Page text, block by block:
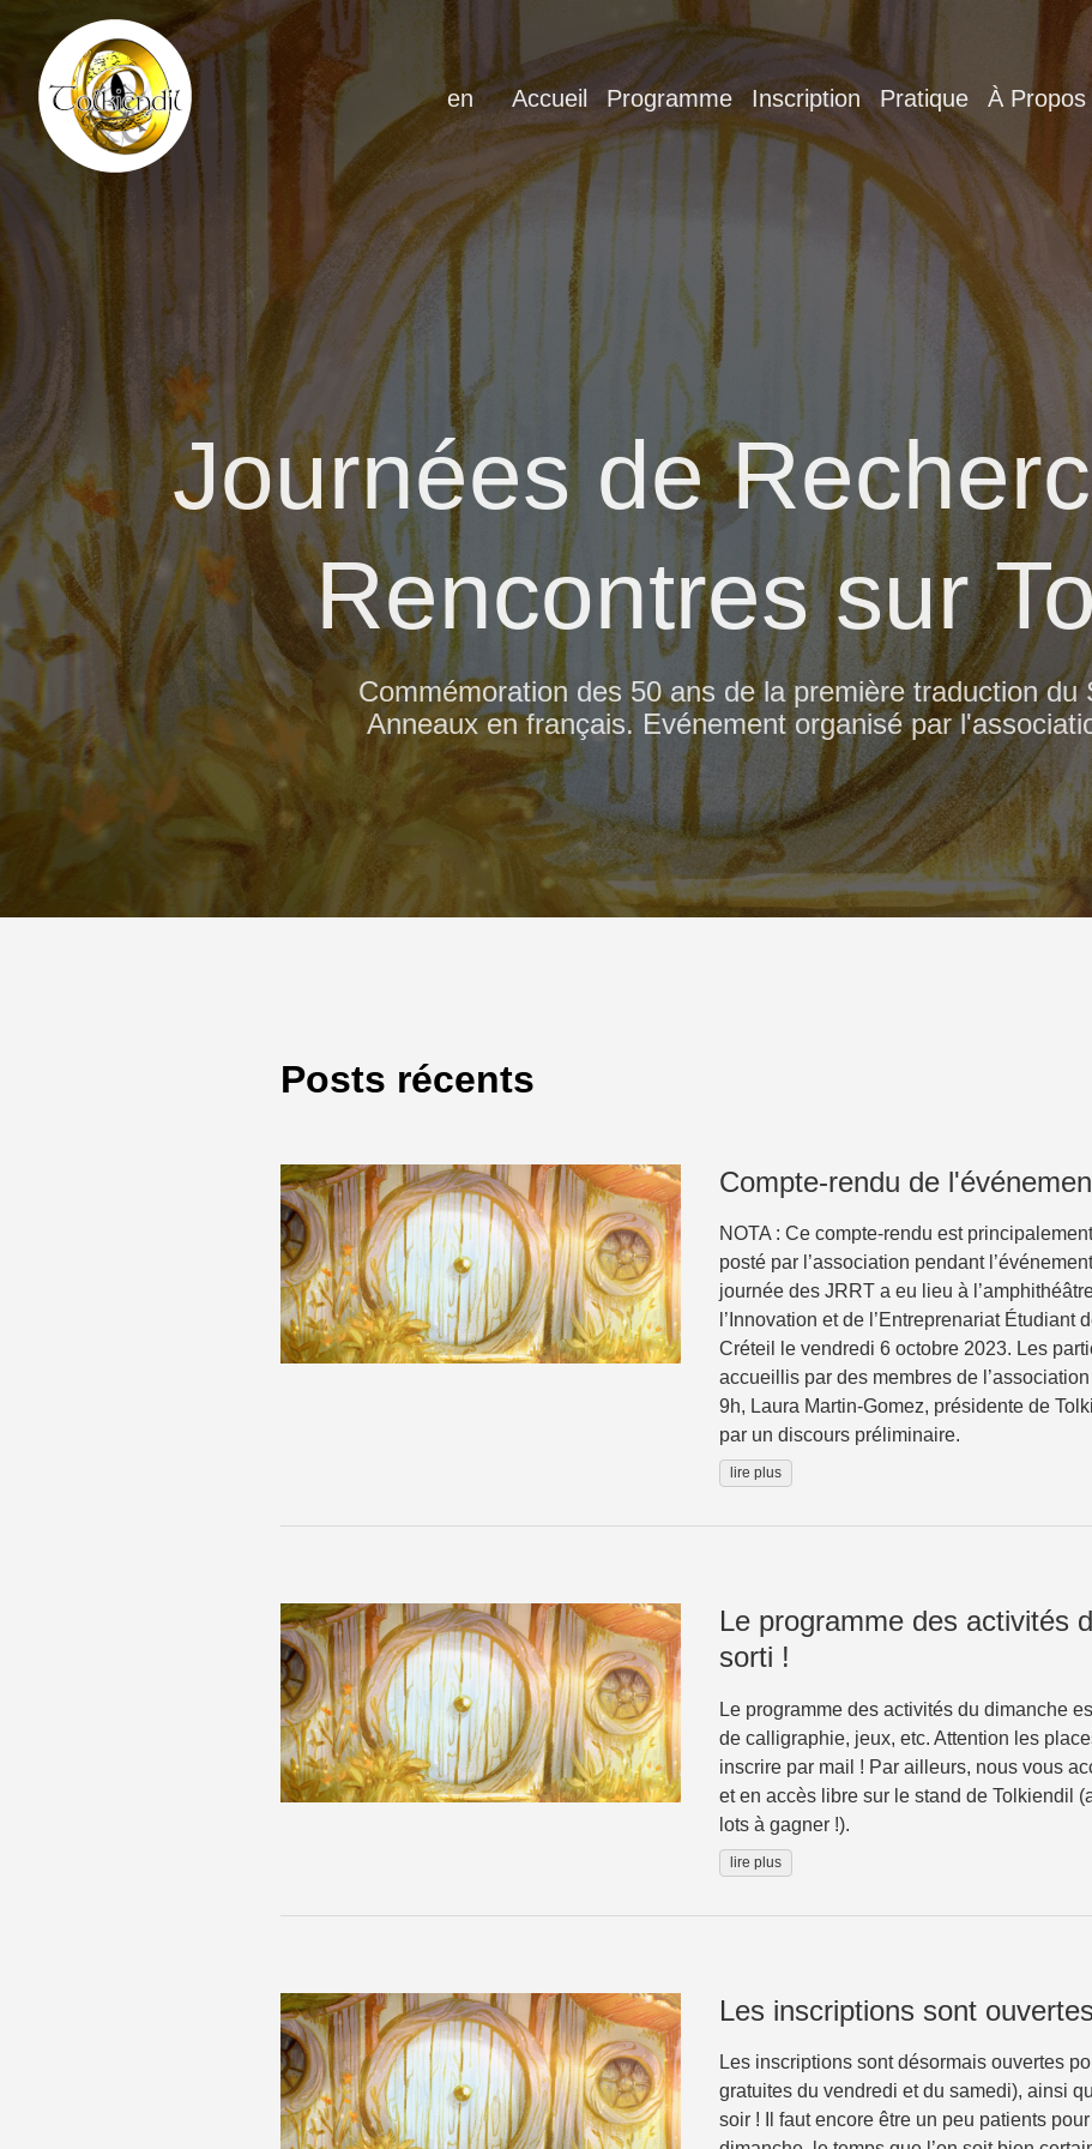
en Accueil Programme Inscription Pratique À Propos
Journées de
Rencontres sur
Commémoration des 50 ans de la première traduction du
Anneaux en français. Evénement organisé par
Posts récents
Compte-rendu de
NOTA : Ce compte-rendu est
posté par l’association pendant
journée des JRRT a eu lieu à
l’Innovation et de l’Entreprenariat Étudiant
Créteil le vendredi 6 octobre 2023. Les
accueillis par des membres de
9h, Laura Martin-Gomez, présidente de
par un discours préliminaire.
lire plus
Le programme des activités
sorti !
Le programme des activités du dimanche
de calligraphie, jeux, etc. Attention les
inscrire par mail ! Par ailleurs, nous vous
et en accès libre sur le stand de Tolkiendil
lots à gagner !).
lire plus
Les inscriptions sont
Les inscriptions sont désormais ouvertes
gratuites du vendredi et du samedi), ainsi
soir ! Il faut encore être un peu patients